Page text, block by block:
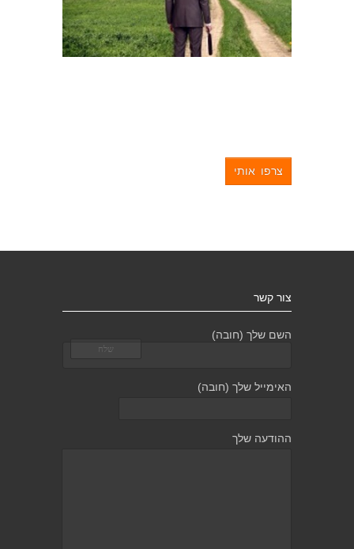
צרפו אותי
צור קשר
השם שלך (חובה)
האימייל שלך (חובה)
ההודעה שלך